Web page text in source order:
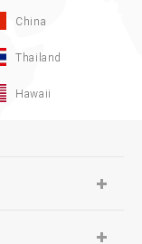
China
Thailand
Hawaii